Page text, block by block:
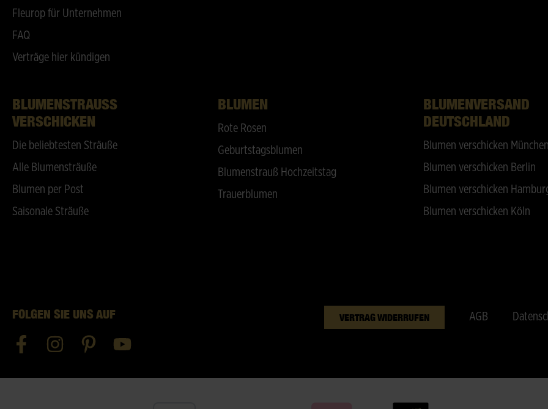
Fleurop für Unternehmen
FAQ
Verträge hier kündigen
BLUMENSTRAUSS V
ERSCHICKEN
Die beliebtesten Sträuße
Alle Blumensträuße
Blumen per Post
Saisonale Sträuße
BLUMEN
Rote Rosen
Geburtstagsblumen
Blumenstrauß Hochzeitstag
Trauerblumen
BLUMENVERSAND
DEUTSCHLAND
Blumen verschicken München
Blumen verschicken Berlin
Blumen verschicken
Blumen verschicken Köln
FOLGEN SIE UNS AUF VERTRAG WIDERRUFEN AGB